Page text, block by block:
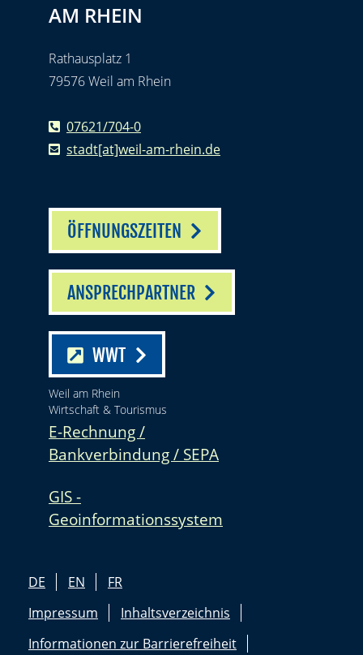
AM RHEIN
Rathausplatz 1
79576 Weil am Rhein
07621/704-0
stadt[at]weil-am-rhein.de
ÖFFNUNGSZEITEN
ANSPRECHPARTNER
WWT
Weil am Rhein
Wirtschaft & Tourismus
E-Rechnung /
Bankverbindung / SEPA
GIS -
Geoinformationssystem
DE EN
FR
Impressum
Inhaltsverzeichnis
Informationen zur Barrierefreiheit